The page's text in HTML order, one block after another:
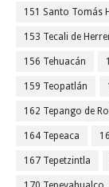
151 Santo Tomás
153 Tecali de
156 Tehuacán
159 Teopatlán
162 Tepango de
164 Tepeaca
167 Tepetzintla